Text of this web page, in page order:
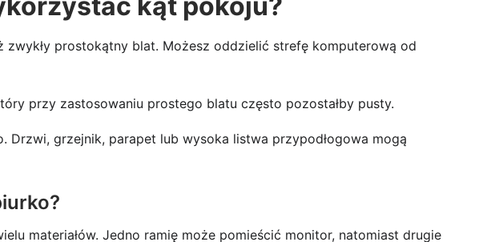
prostokątny blat. Możesz oddzielić strefę komputerową od
przy zastosowaniu prostego blatu często pozostałby pusty.
Drzwi, grzejnik, parapet lub wysoka listwa przypodłogowa mogą
materiałów. Jedno ramię może pomieścić monitor, natomiast drugie